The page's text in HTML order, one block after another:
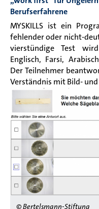
Berufserfahrene
MYSKILLS ist ein
fehlender oder nicht-
vierstündige Test
Englisch, Farsi,
Der Teilnehmer
Verständnis mit Bild-
© Bertelsmann-Stiftung